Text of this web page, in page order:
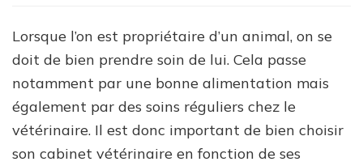
Lorsque l’on est propriétaire d’un animal, on se
doit de bien prendre soin de lui. Cela passe
notamment par une bonne alimentation mais
également par des soins réguliers chez le
vétérinaire. Il est donc important de bien choisir
son cabinet vétérinaire en fonction de ses